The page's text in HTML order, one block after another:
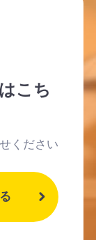
こち
ください